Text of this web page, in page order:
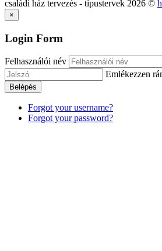
családi ház tervezés - típustervek 2026 ©
×
Login Form
Felhasználói név
Emlékezzen
Belépés
Forgot your username?
Forgot your password?